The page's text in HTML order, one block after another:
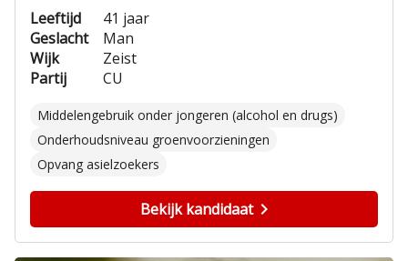
Leeftijd
41 jaar
Geslacht
Man
Wijk
Zeist
Partij
CU
Middelengebruik onder jongeren (alcohol en drugs)
Onderhoudsniveau groenvoorzieningen
Opvang asielzoekers
Bekijk kandidaat